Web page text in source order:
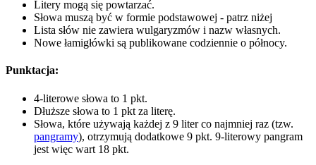
Litery mogą się powtarzać.
Słowa muszą być w formie podstawowej - patrz niżej
Lista słów nie zawiera wulgaryzmów i nazw własnych.
Nowe łamigłówki są publikowane codziennie o północy.
Punktacja:
4-literowe słowa to 1 pkt.
Dłuższe słowa to 1 pkt za literę.
Słowa, które używają każdej z 9 liter co najmniej raz (tzw.
pangramy), otrzymują dodatkowe 9 pkt. 9-literowy pangram
jest więc wart 18 pkt.